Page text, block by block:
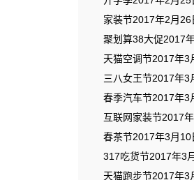
家装节2017年2月26
聚划算38大促2017年
天猫空调节2017年3
三八女王节2017年3
春季汽车节2017年3
互联网家装节2017年
春茶节2017年3月10
317吃货节2017年3月
天猫跑步节2017年3